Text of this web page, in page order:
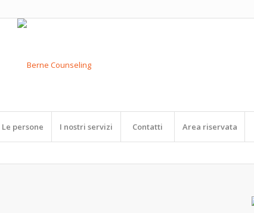
Le persone I nostri servizi Contatti Area riservata